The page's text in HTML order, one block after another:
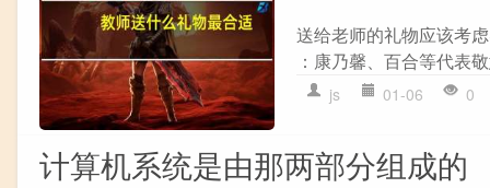
送给老师的礼物应该考
：康乃馨、百合等代表
js 01-06 0
计算机系统是由那两部分组成的